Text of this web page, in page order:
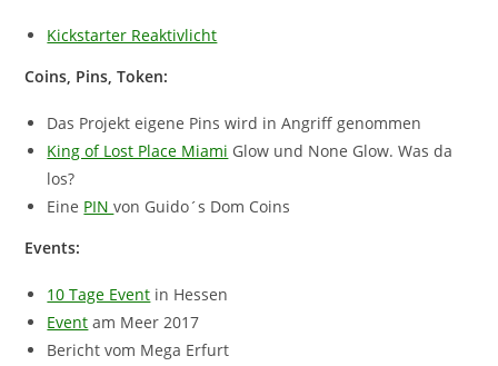
Kickstarter Reaktivlicht
Coins, Pins, Token:
Das Projekt eigene Pins wird in Angriff genommen
King of Lost Place Miami Glow und None Glow. Was da
los?
Eine PINvon Guido´s Dom Coins
Events:
10 Tage Event in Hessen
Event am Meer 2017
Bericht vom Mega Erfurt